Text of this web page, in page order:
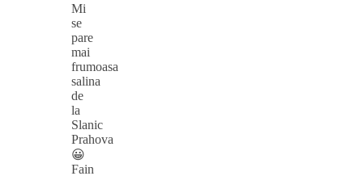
Mi
se
pare
mai
frumoasa
salina
de
la
Slanic
Prahova
😀
Fain